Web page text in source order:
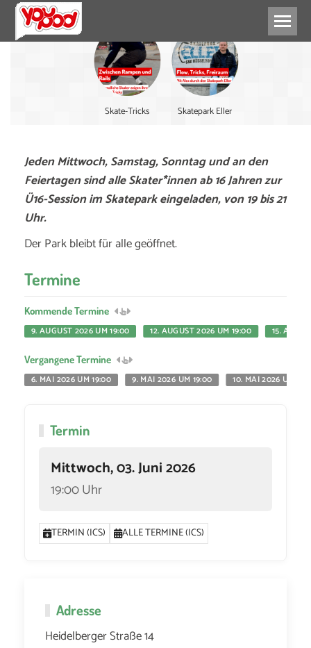
Skate-Tricks Skatepark Eller
Jeden Mittwoch, Samstag, Sonntag und an den
Feiertagen sind alle Skater*innen ab 16 Jahren zur
Ü16-Session im Skatepark eingeladen, von 19 bis 21
Uhr.
Der Park bleibt für alle geöffnet.
Termine
Kommende Termine
9. AUGUST 2026 UM 19:00
12. AUGUST 2026 UM 19:00 15.
Vergangene Termine
6. MAI 2026 UM 19:00
9. MAI 2026 UM 19:00 10. MAI 2026 UM
Termin
Mittwoch, 03. Juni 2026
19:00 Uhr
TERMIN (ICS) ALLE TERMINE (ICS)
Adresse
Heidelberger Straße 14